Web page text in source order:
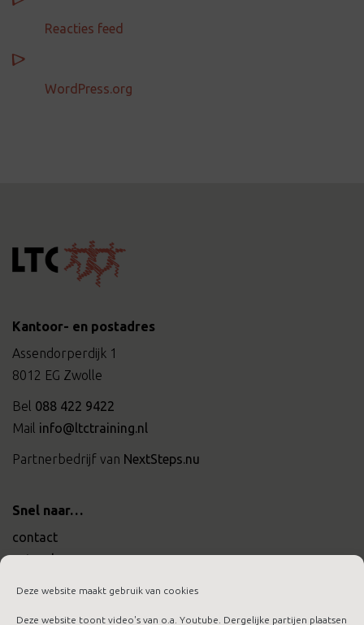
Deze website maakt gebruik van cookies
Deze website toont video's van o.a. Youtube. Dergelijke partijen plaatsen
Reacties feed
WordPress.org
Kantoor- en postadres
Assendorperdijk 1
8012 EG Zwolle
Bel 088 422 9422
Mail info@ltctraining.nl
Partnerbedrijf van NextSteps.nu
Snel naar…
contact
actueel